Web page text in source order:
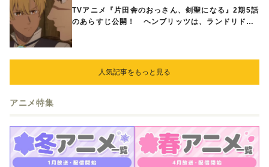
TVアニメ『片田舎のおっさん、剣聖になる』2期5話
のあらすじ公開！ ヘンブリッツは、ランドリドに
人気記事をもっと見る
アニメ特集